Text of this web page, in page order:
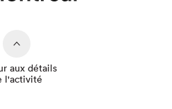
aux détails
l'activité